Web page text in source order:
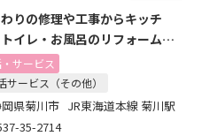
りの修理や工事からキッチ
イレ・お風呂のリフォームま
気軽にご相談ください。
サービス
サービス（その他）
県菊川市 JR東海道本線 菊川駅
35-2714